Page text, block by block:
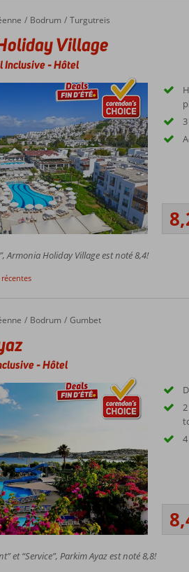
Bodrum Turgutreis
Village
Inclusive-Hôtel
Armonia Holiday Village est noté 8,4!
Bodrum Gumbet
-Hôtel
et “Service”, Parkim Ayaz est noté 8,8!